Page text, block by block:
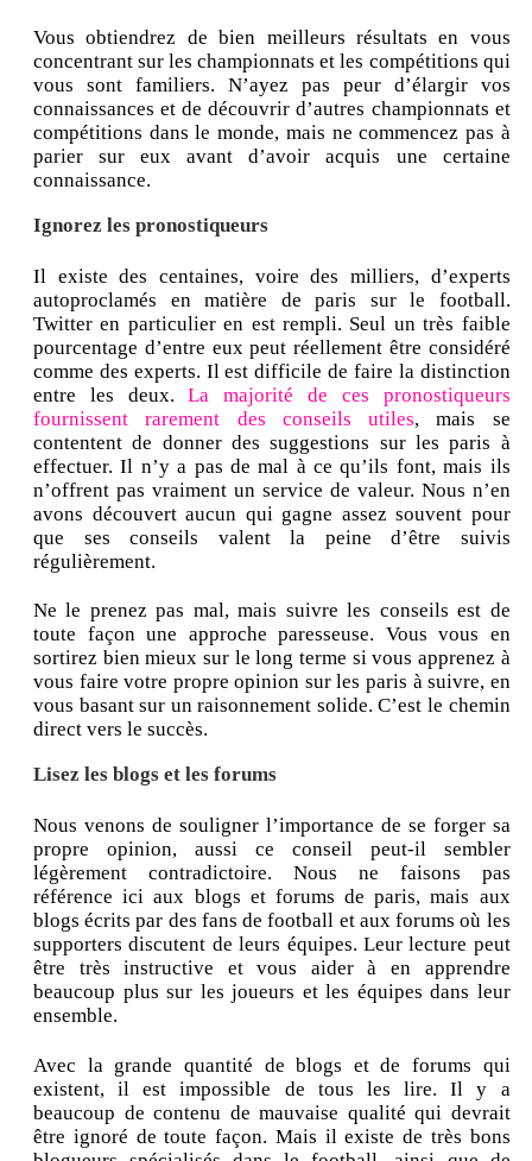
Vous obtiendrez de bien meilleurs résultats en vous
concentrant sur les championnats et les compétitions qui
vous sont familiers. N’ayez pas peur d’élargir vos
connaissances et de découvrir d’autres championnats et
compétitions dans le monde, mais ne commencez pas à
parier sur eux avant d’avoir acquis une certaine
connaissance.
Ignorez les pronostiqueurs
Il existe des centaines, voire des milliers, d’experts
autoproclamés en matière de paris sur le football.
Twitter en particulier en est rempli. Seul un très faible
pourcentage d’entre eux peut réellement être considéré
comme des experts. Il est difficile de faire la distinction
entre les deux.La majorité de ces pronostiqueurs
fournissent rarement des conseils utiles, mais se
contentent de donner des suggestions sur les paris à
effectuer. Il n’y a pas de mal à ce qu’ils font, mais ils
n’offrent pas vraiment un service de valeur. Nous n’en
avons découvert aucun qui gagne assez souvent pour
que ses conseils valent la peine d’être suivis
régulièrement.
Ne le prenez pas mal, mais suivre les conseils est de
toute façon une approche paresseuse. Vous vous en
sortirez bien mieux sur le long terme si vous apprenez à
vous faire votre propre opinion sur les paris à suivre, en
vous basant sur un raisonnement solide. C’est le chemin
direct vers le succès.
Lisez les blogs et les forums
Nous venons de souligner l’importance de se forger sa
propre opinion, aussi ce conseil peut-il sembler
légèrement contradictoire. Nous ne faisons pas
référence ici aux blogs et forums de paris, mais aux
blogs écrits par des fans de football et aux forums où les
supporters discutent de leurs équipes. Leur lecture peut
être très instructive et vous aider à en apprendre
beaucoup plus sur les joueurs et les équipes dans leur
ensemble.
Avec la grande quantité de blogs et de forums qui
existent, il est impossible de tous les lire. Il y a
beaucoup de contenu de mauvaise qualité qui devrait
être ignoré de toute façon. Mais il existe de très bons